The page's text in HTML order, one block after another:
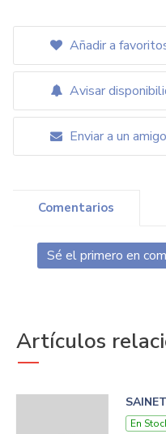
Añadir a
Avisar
Enviar a un amigo
Comentarios
Sé el primero en
Artículos
En